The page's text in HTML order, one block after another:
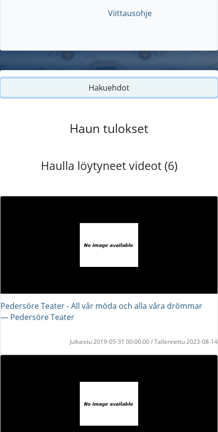
Viittausohje
Hakuehdot
Haun tulokset
Haulla löytyneet videot (6)
Pedersöre Teater - All vår möda och alla våra drömmar
― Pedersöre Teater
Julkaistu 2019-05-31 00:00:00 / Tallennettu 2023-08-14